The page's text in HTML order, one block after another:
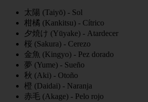
太陽 (Taiyō) - Sol
柑橘 (Kankitsu) - Cítrico
夕焼け (Yūyake) - Atardecer
桜 (Sakura) - Cerezo
金魚 (Kingyo) - Pez dorado
夢 (Yume) - Sueño
秋 (Aki) - Otoño
橙 (Daidai) - Naranja
赤毛 (Akage) - Pelo rojo